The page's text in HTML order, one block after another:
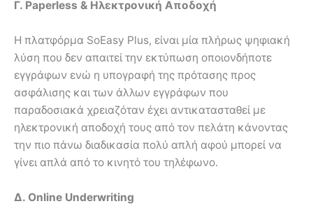
Γ. Paperless & Ηλεκτρονική Αποδοχή
Η πλατφόρμα SoEasy Plus, είναι μία πλήρως ψηφιακή
λύση που δεν απαιτεί την εκτύπωση οποιονδήποτε
εγγράφων ενώ η υπογραφή της πρότασης προς
ασφάλισης και των άλλων εγγράφων που
παραδοσιακά χρειαζόταν έχει αντικατασταθεί με
ηλεκτρονική αποδοχή τους από τον πελάτη κάνοντας
την πιο πάνω διαδικασία πολύ απλή αφού μπορεί να
γίνει απλά από το κινητό του τηλέφωνο.
Δ. Online Underwriting